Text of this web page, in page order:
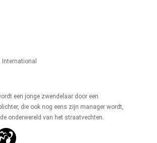
een jonge zwendelaar door een
die ook nog eens zijn manager wordt,
onderwereld van het straatvechten.